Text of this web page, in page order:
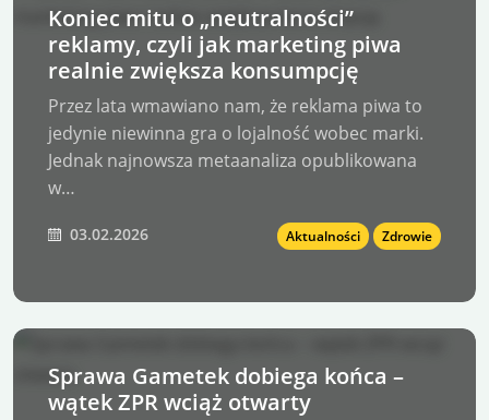
Koniec mitu o „neutralności”
reklamy, czyli jak marketing piwa
realnie zwiększa konsumpcję
Przez lata wmawiano nam, że reklama piwa to
jedynie niewinna gra o lojalność wobec marki.
Jednak najnowsza metaanaliza opublikowana
w…
03.02.2026 Aktualności Zdrowie
Sprawa Gametek dobiega końca –
wątek ZPR wciąż otwarty